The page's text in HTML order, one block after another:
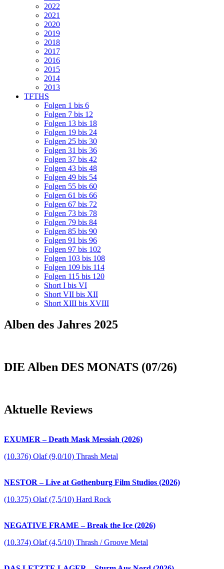
2022
2021
2020
2019
2018
2017
2016
2015
2014
2013
TFTHS
Folgen 1 bis 6
Folgen 7 bis 12
Folgen 13 bis 18
Folgen 19 bis 24
Folgen 25 bis 30
Folgen 31 bis 36
Folgen 37 bis 42
Folgen 43 bis 48
Folgen 49 bis 54
Folgen 55 bis 60
Folgen 61 bis 66
Folgen 67 bis 72
Folgen 73 bis 78
Folgen 79 bis 84
Folgen 85 bis 90
Folgen 91 bis 96
Folgen 97 bis 102
Folgen 103 bis 108
Folgen 109 bis 114
Folgen 115 bis 120
Short I bis VI
Short VII bis XII
Short XIII bis XVIII
Alben des Jahres 2025
DIE Alben DES MONATS (07/26)
Aktuelle Reviews
EXUMER – Death Mask Messiah (2026)
(10.376) Olaf (9,0/10) Thrash Metal
NESTOR – Live at Gothenburg Film Studios (2026)
(10.375) Olaf (7,5/10) Hard Rock
NEGATIVE FRAME – Break the Ice (2026)
(10.374) Olaf (4,5/10) Thrash / Groove Metal